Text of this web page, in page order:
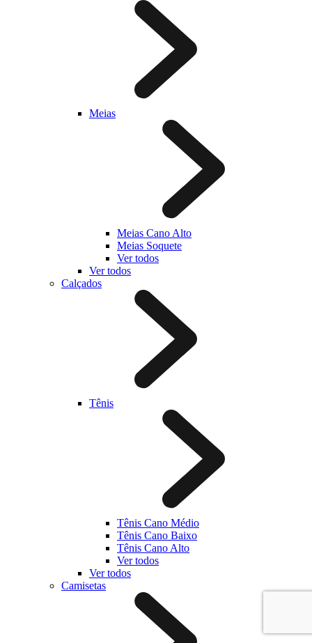
Meias
Meias Cano Alto
Meias Soquete
Ver todos
Ver todos
Calçados
Tênis
Tênis Cano Médio
Tênis Cano Baixo
Tênis Cano Alto
Ver todos
Ver todos
Camisetas